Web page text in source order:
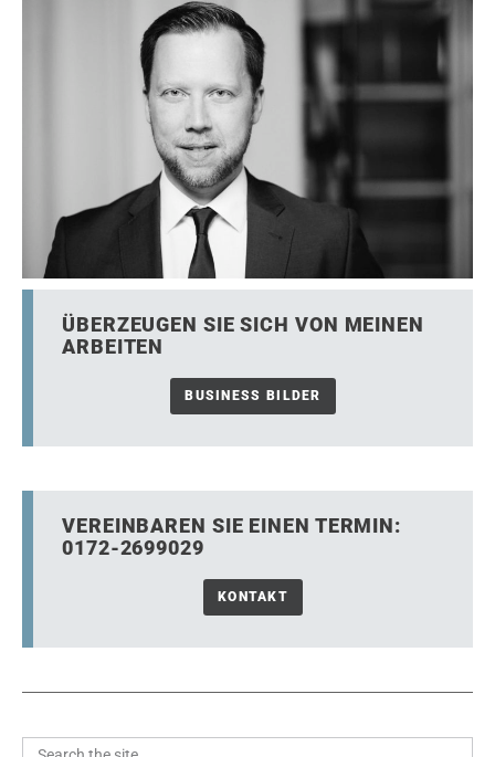
ÜBERZEUGEN SIE SICH VON MEINEN
ARBEITEN
BUSINESS BILDER
VEREINBAREN SIE EINEN TERMIN:
0172-2699029
KONTAKT